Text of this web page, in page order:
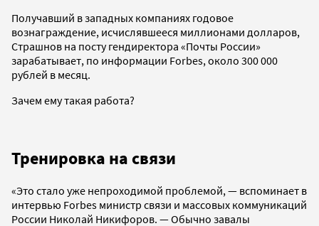
Получавший в западных компаниях годовое
вознаграждение, исчислявшееся миллионами долларов,
Страшнов на посту гендиректора «Почты России»
зарабатывает, по информации Forbes, около 300 000
рублей в месяц.
Зачем ему такая работа?
Тренировка на связи
«Это стало уже непроходимой проблемой, — вспоминает в
интервью Forbes министр связи и массовых коммуникаций
России Николай Никифоров. — Обычно завалы